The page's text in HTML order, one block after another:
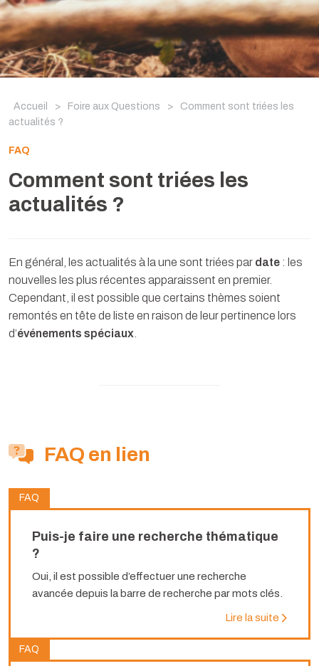
Accueil > Foire aux Questions >
Comment sont triées les
actualités ?
FAQ
Comment sont triées les
actualités ?
En général, les actualités à la une sont triées par date : les
nouvelles les plus récentes apparaissent en premier.
Cependant, il est possible que certains thèmes soient
remontés en tête de liste en raison de leur pertinence lors
d’événements spéciaux
FAQ en lien
FAQ
Puis-je faire une recherche thématique
?
Oui, il est possible d’effectuer une recherche
avancée depuis la barre de recherche par mots clés.
Lire la suite
FAQ